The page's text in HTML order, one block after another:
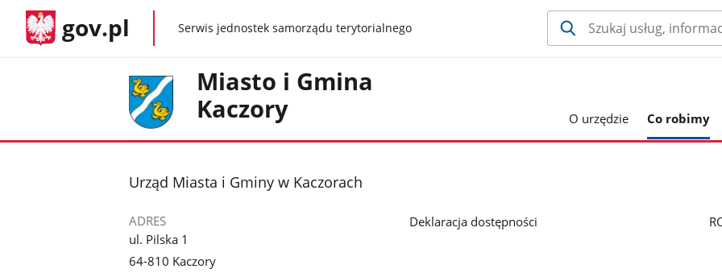
gov.pl gov.plSerwis jednostek samorządu terytorialnego
Miasto i Gmina
Kaczory
O urzędzie Co robimy
stopka
Urząd Miasta i Gminy w Kaczorach
ADRES
ul. Pilska 1
64-810 Kaczory
Deklaracja dostępności